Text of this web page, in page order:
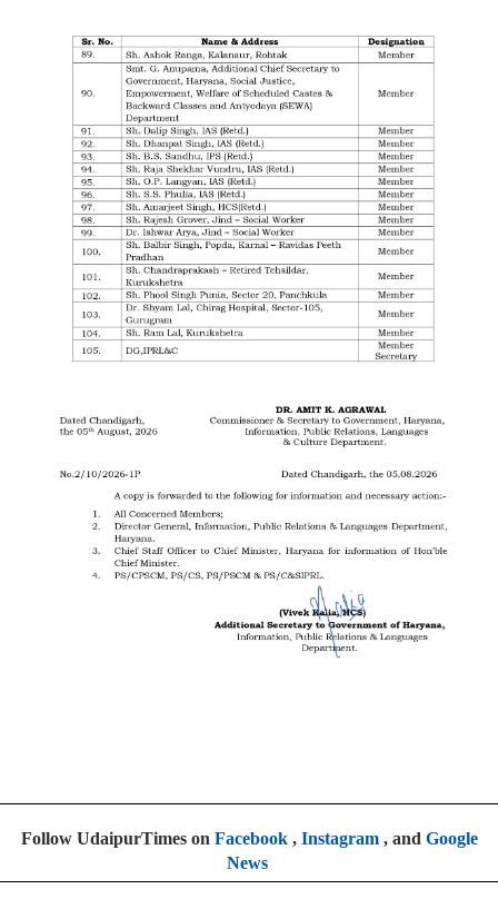
Follow UdaipurTimes on Facebook, Instagram, and Google
News